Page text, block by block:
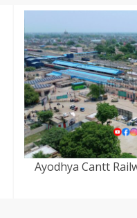
Ayodhya Cantt